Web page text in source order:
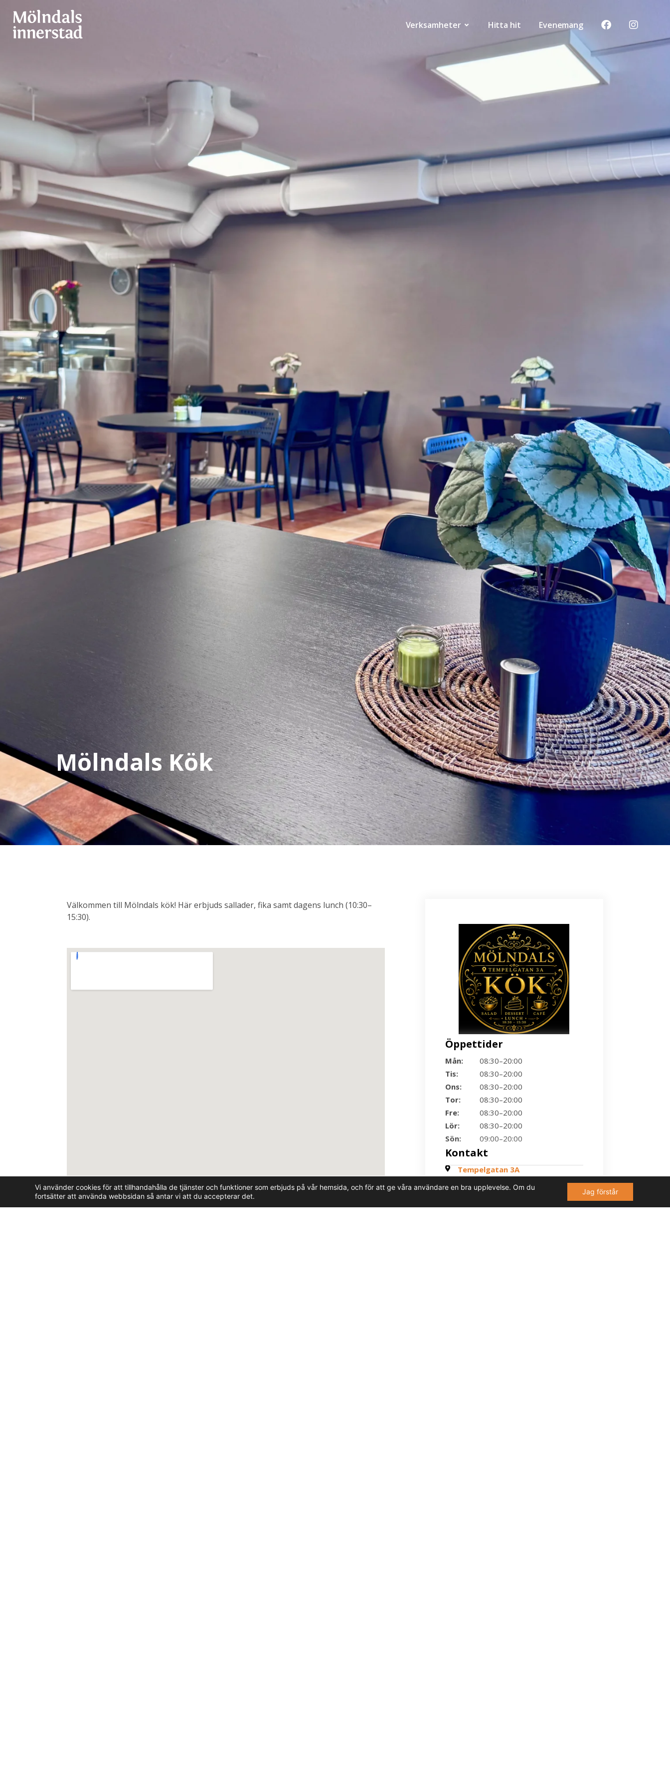
Verksamheter Hitta hit Evenemang
Mölndals Kök
Välkommen till Mölndals kök! Här erbjuds sallader, fika samt dagens lunch (10:30–
15:30).
Öppettider
Mån:
08:30–20:00
Tis:
08:30–20:00
Ons:
08:30–20:00
Tor:
08:30–20:00
Fre:
08:30–20:00
Lör:
08:30–20:00
Sön:
09:00–20:00
Kontakt
Tempelgatan 3A
070-023 70 75
Vi använder cookies för att tillhandahålla de tjänster och funktioner som erbjuds på vår hemsida, och för att ge våra användare en bra upplevelse. Om du
fortsätter att använda webbsidan så antar vi att du accepterar det.
Jag förstår